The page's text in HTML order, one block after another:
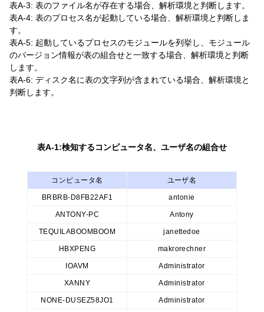
表A-3: 表のファイル名が存在する場合、解析環境と判断します。
表A-4: 表のプロセス名が起動している場合、解析環境と判断しま
す。
表A-5: 起動しているプロセスのモジュールを列挙し、モジュール
のバージョン情報が表の組合せと一致する場合、解析環境と判断
します。
表A-6: ディスク名に表の文字列が含まれている場合、解析環境と
判断します。
表A-1:検知するコンピュータ名、ユーザ名の組合せ
コンピュータ名 ユーザ名
BRBRB-D8FB22AF1 antonie
ANTONY-PC Antony
TEQUILABOOMBOOM janettedoe
HBXPENG makrorechner
IOAVM Administrator
XANNY Administrator
NONE-DUSEZ58JO1 Administrator